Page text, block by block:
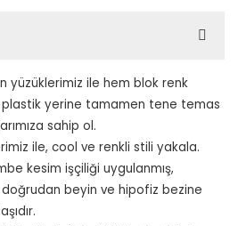
yüzüklerimiz ile hem blok renk
yerine tamamen tene temas
sahip ol.
ile, cool ve renkli stili yakala.
kesim işçiliği uygulanmış,
beyin ve hipofiz bezine